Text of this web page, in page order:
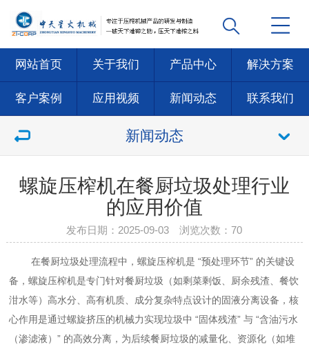
网站首页 关于我们 产品中心 解决方案
客户案例 应用视频 新闻动态 联系我们
新闻动态
螺旋压榨机在餐厨垃圾处理行业
的应用价值
发布日期：2025-09-03 浏览次数：70
在餐厨垃圾处理流程中，螺旋压榨机是 “预处理环节” 的关键设
备，螺旋压榨机是专门针对餐厨垃圾（如剩菜剩饭、厨余残渣、餐饮
泔水等）高水分、高有机质、成分复杂特点设计的固液分离设备，核
心作用是通过螺旋挤压的机械力实现垃圾中 “固体残渣” 与 “含油污水
（渗滤液）” 的高效分离，为后续餐厨垃圾的减量化、资源化（如堆